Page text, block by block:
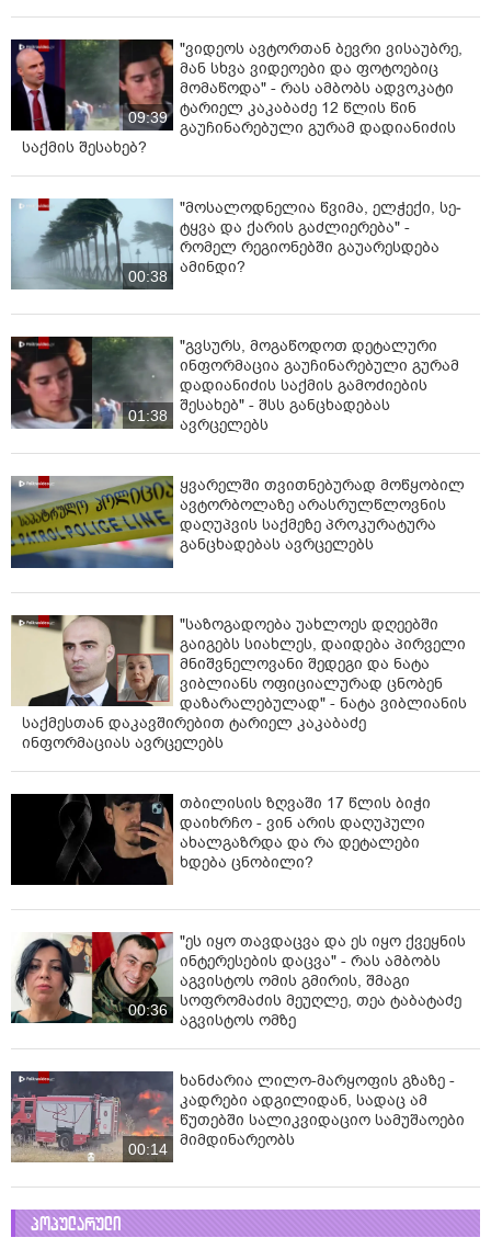
09:39
"ვიდეოს ავტორთან ბევრი ვისაუბრე,
მან სხვა ვიდეოები და ფოტოებიც
მომაწოდა" - რას ამბობს ადვოკატი
ტარიელ კაკაბაძე 12 წლის წინ
გაუჩინარებული გურამ დადიანიძის
საქმის შესახებ?
00:38
"მოსალოდნელია წვიმა, ელ­ჭე­ქი, სე­
ტყვა და ქა­რის გაძ­ლი­ე­რე­ბა" -
რომელ რეგიონებში გაუარესდება
ამინდი?
01:38
"გვსურს, მოგაწოდოთ დეტალური
ინფორმაცია გაუჩინარებული გურამ
დადიანიძის საქმის გამოძიების
შესახებ" - შსს განცხადებას
ავრცელებს
ყვარელში თვითნებურად მოწყობილ
ავტორბოლაზე არასრულწლოვნის
დაღუპვის საქმეზე პროკურატურა
განცხადებას ავრცელებს
"საზოგადოება უახლოეს დღეებში
გაიგებს სიახლეს, დაიდება პირველი
მნიშვნელოვანი შედეგი და ნატა
ვიბლიანს ოფიციალურად ცნობენ
დაზარალებულად" - ნატა ვიბლიანის
საქმესთან დაკავშირებით ტარიელ კაკაბაძე
ინფორმაციას ავრცელებს
თბილისის ზღვაში 17 წლის ბიჭი
დაიხრჩო - ვინ არის დაღუპული
ახალგაზრდა და რა დეტალები
ხდება ცნობილი?
00:36
"ეს იყო თავდაცვა და ეს იყო ქვეყნის
ინტერესების დაცვა" - რას ამბობს
აგვისტოს ომის გმირის, შმაგი
სოფრომაძის მეუღლე, თეა ტაბატაძე
აგვისტოს ომზე
00:14
ხანძარია ლილო-მარყოფის გზაზე -
კადრები ადგილიდან, სადაც ამ
წუთებში სალიკვიდაციო სამუშაოები
მიმდინარეობს
პოპულარული